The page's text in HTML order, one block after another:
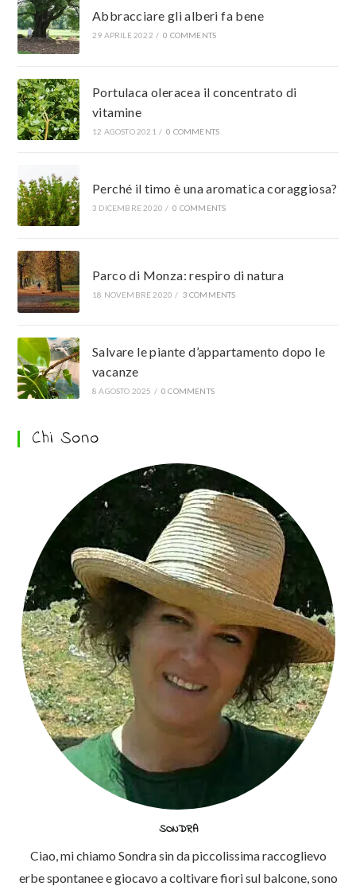
Abbracciare gli alberi fa bene
29 APRILE 2022 / 0 COMMENTS
Portulaca oleracea il concentrato di
vitamine
12 AGOSTO 2021 / 0 COMMENTS
Perché il timo è una aromatica coraggiosa?
3 DICEMBRE 2020 / 0 COMMENTS
Parco di Monza: respiro di natura
18 NOVEMBRE 2020 / 3 COMMENTS
Salvare le piante d’appartamento dopo le
vacanze
8 AGOSTO 2025 / 0 COMMENTS
Chi Sono
SONDRA
Ciao, mi chiamo Sondra sin da piccolissima raccoglievo
erbe spontanee e giocavo a coltivare fiori sul balcone, sono